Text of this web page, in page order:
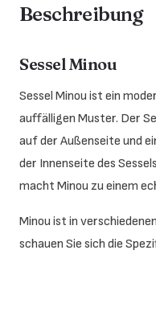
Beschreibung
Sessel Minou
Sessel Minou ist ein
auffälligen Muster. Der
auf der Außenseite und
der Innenseite des
macht Minou zu einem
Minou ist in
schauen Sie sich die